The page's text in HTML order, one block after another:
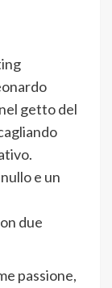
getto del
e un
due
passione,